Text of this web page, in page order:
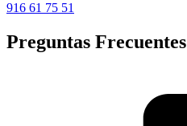
916 61 75 51
Preguntas Frecuentes